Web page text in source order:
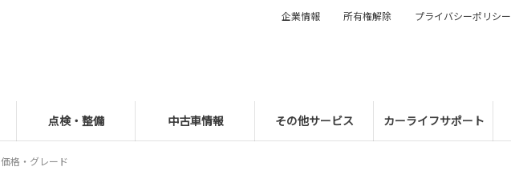
点検・整備 中古車情報 その他サービス カーライフサポート
企業情報 所有権解除 プライバシーポリシー
価格・グレード